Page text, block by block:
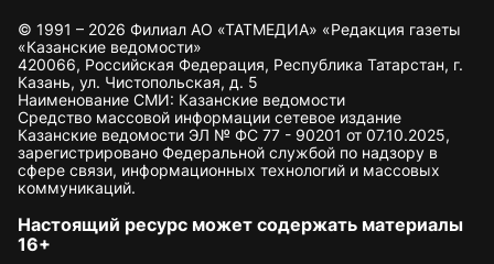
© 1991 – 2026 Филиал АО «ТАТМЕДИА» «Редакция газеты
«Казанские ведомости»
420066, Российская Федерация, Республика Татарстан, г.
Казань, ул. Чистопольская, д. 5
Наименование СМИ: Казанские ведомости
Средство массовой информации сетевое издание
Казанские ведомости ЭЛ № ФС 77 - 90201 от 07.10.2025,
зарегистрировано Федеральной службой по надзору в
сфере связи, информационных технологий и массовых
коммуникаций.
Настоящий ресурс может содержать материалы
16+